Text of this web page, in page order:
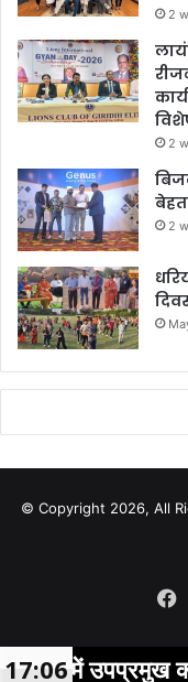
2
2
2
© Copyright 2026, All
में उपप्रमुख का
17:06